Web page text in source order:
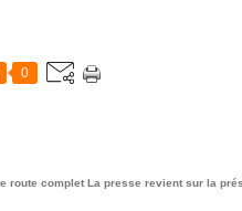
0
route complet La presse revient sur la